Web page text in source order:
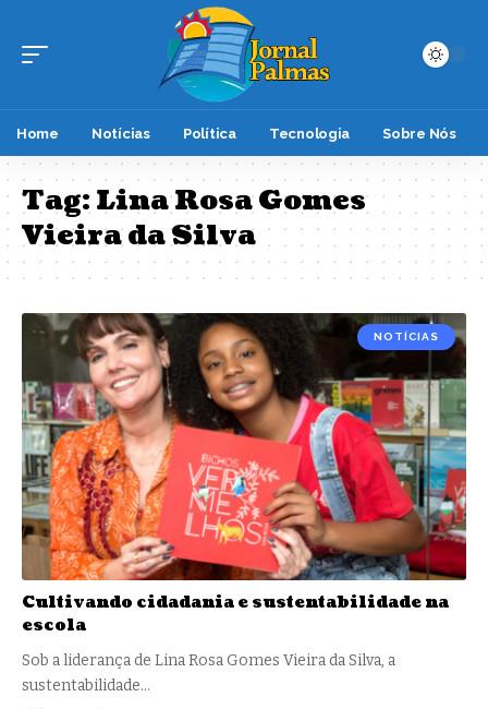
Home Notícias Política Tecnologia Sobre Nós
Tag:Lina Rosa Gomes
Vieira da Silva
NOTÍCIAS
Cultivando cidadania e sustentabilidade na
escola
Sob a liderança de Lina Rosa Gomes Vieira da Silva, a
sustentabilidade…